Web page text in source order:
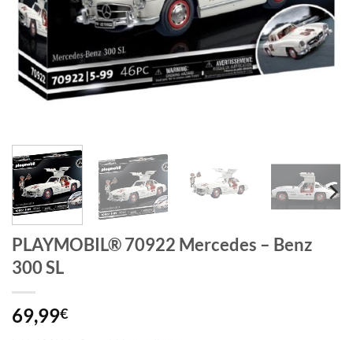
PLAYMOBIL® 70922 Mercedes – Benz
300 SL
69,99€